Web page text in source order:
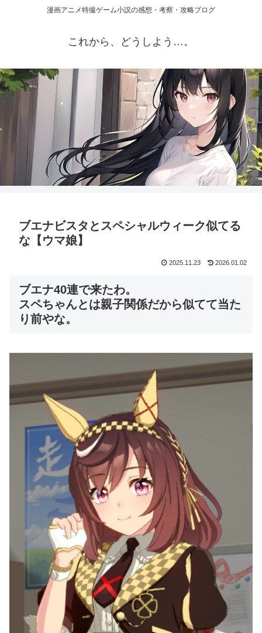
漫画アニメ特撮ゲーム小説の感想・考察・攻略ブログ
これから、どうしよう…。
ブエナビスタとスペシャルウィーク似てる
な【ウマ娘】
2025.11.23 2026.01.02
ブエナ40連で来たわ。
スペちゃんとは親子関係だから似てて当た
り前やな。